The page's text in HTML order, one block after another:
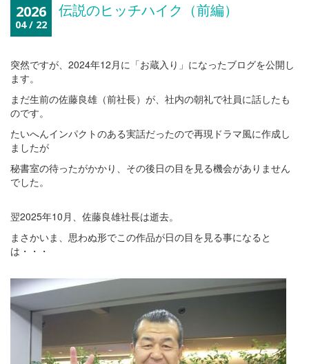
2026
04 / 22
伝説のヒッチハイク（前編）
突然ですが、2024年12月に「お蔵入り」になったブログを公開し
ます。
まだ生前の佐藤良雄（前社長）が、社内の朝礼で社員に話したも
のです。
たいへんインパクトのある実話だったので再現ドラマ風に作成し
ましたが
秘書室の待ったがかかり、その後日の目を見る機会がありません
でした。
翌2025年10月、佐藤良雄社長は逝去。
まさかいま、思わぬ形でこの作品が日の目を見る事になると
は・・・